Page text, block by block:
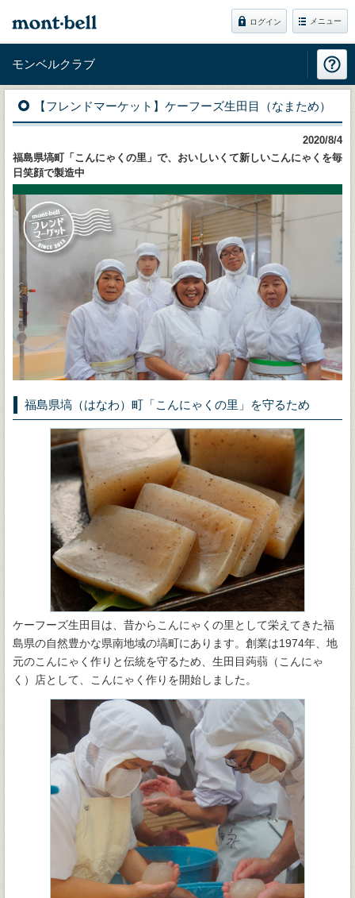
ログイン メニュー
モンベルクラブ
【フレンドマーケット】ケーフーズ生田目（なまため）
2020/8/4
福島県塙町「こんにゃくの里」で、おいしいくて新しいこんにゃくを毎
日笑顔で製造中
福島県塙（はなわ）町「こんにゃくの里」を守るため
ケーフーズ生田目は、昔からこんにゃくの里として栄えてきた福
島県の自然豊かな県南地域の塙町にあります。創業は1974年、地
元のこんにゃく作りと伝統を守るため、生田目蒟蒻（こんにゃ
く）店として、こんにゃく作りを開始しました。